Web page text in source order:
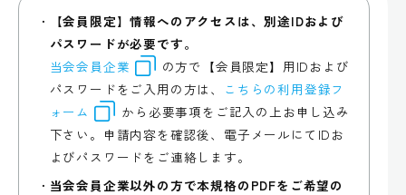
【会員限定】情報へのアクセスは、別途IDおよび
パスワードが必要です。
当会会員企業
の方で【会員限定】用IDおよび
パスワードをご入用の方は、 こちらの利用登録フ
ォーム
から必要事項をご記入の上お申し込み
下さい。申請内容を確認後、電子メールにてIDお
よびパスワードをご連絡します。
当会会員企業以外の方で本規格のPDFをご希望の